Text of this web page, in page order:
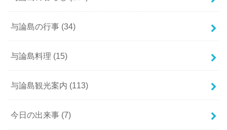
与論島の行事 (34)
与論島料理 (15)
与論島観光案内 (113)
今日の出来事 (7)